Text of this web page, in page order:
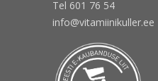
Tel 601 76 54
info@vitamiinikuller.ee